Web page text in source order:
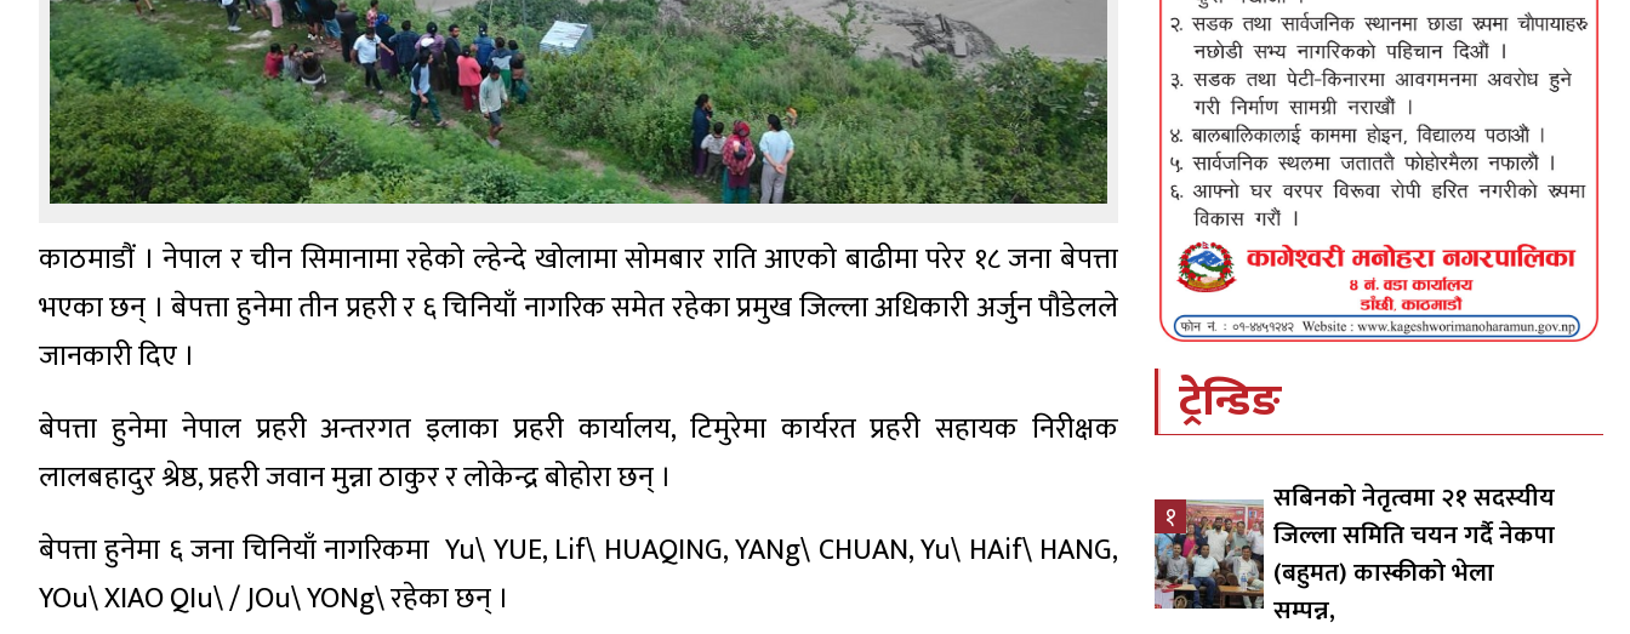
काठमाडौं । नेपाल र चीन सिमानामा रहेको ल्हेन्दे खोलामा सोमबार राति आएको बाढीमा परेर १८ जना बेपत्ता
भएका छन् । बेपत्ता हुनेमा तीन प्रहरी र ६ चिनियाँ नागरिक समेत रहेका प्रमुख जिल्ला अधिकारी अर्जुन पौडेलले
जानकारी दिए ।
बेपत्ता हुनेमा नेपाल प्रहरी अन्तरगत इलाका प्रहरी कार्यालय, टिमुरेमा कार्यरत प्रहरी सहायक निरीक्षक
लालबहादुर श्रेष्ठ, प्रहरी जवान मुन्ना ठाकुर र लोकेन्द्र बोहोरा छन् ।
बेपत्ता हुनेमा ६ जना चिनियाँ नागरिकमा Yu\ YUE, Lif\ HUAQING, YANg\ CHUAN, Yu\ HAif\ HANG,
YOu\ XIAO QIu\ / JOu\ YONg\ रहेका छन् ।
ट्रेन्डिङ
१
सबिनको नेतृत्वमा २१ सदस्यीय
जिल्ला समिति चयन गर्दै नेकपा
(बहुमत) कास्कीको भेला
सम्पन्न,